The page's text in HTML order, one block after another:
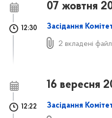
07 жовтня
12:30 Засідання
2 вкладені
16 вересня
12:22 Засідання